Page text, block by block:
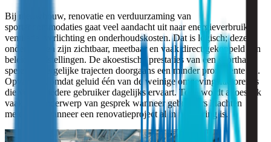
Bij nieuwbouw, renovatie en verduurzaming van
sportaccommodaties gaat veel aandacht uit naar energieverbruik,
ventilatie, verlichting en onderhoudskosten. Dat is logisch; deze
onderwerpen zijn zichtbaar, meetbaar en vaak direct gekoppeld aan
beleidsdoelstellingen. De akoestische prestaties van een sporthal
spelen in dergelijke trajecten doorgaans een minder prominente rol.
Opvallend, omdat geluid één van de weinige omgevingsfactoren is
die vrijwel iedere gebruiker dagelijks ervaart. Toch wordt akoestiek
vaak pas onderwerp van gesprek wanneer gebruikers klachten
melden of wanneer een renovatieproject al in uitvoering is.